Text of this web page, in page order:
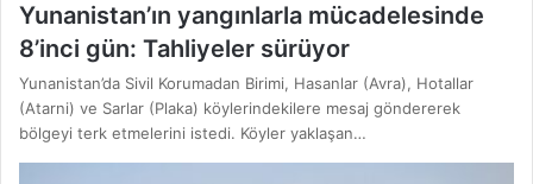
Yunanistan’ın yangınlarla mücadelesinde
8’inci gün: Tahliyeler sürüyor
Yunanistan’da Sivil Korumadan Birimi, Hasanlar (Avra), Hotallar
(Atarni) ve Sarlar (Plaka) köylerindekilere mesaj göndererek
bölgeyi terk etmelerini istedi. Köyler yaklaşan…